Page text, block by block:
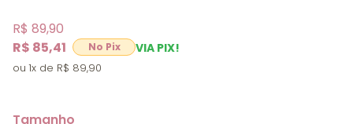
R$ 85,41 VIA PIX!
R$ 89,90
1x R$ 89,90
Tamanho